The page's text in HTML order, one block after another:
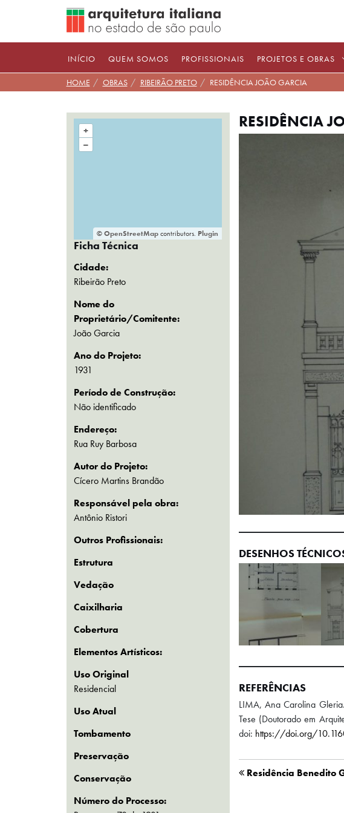
INÍCIO QUEM SOMOS PROFISSIONAIS PROJETOS E OBRAS
HOME OBRAS RIBEIRÃO PRETO RESIDÊNCIA JOÃO GARCIA
+
–
©OpenStreetMapcontributors. Plugin
Ficha Técnica
Cidade:
Ribeirão Preto
Nome do
Proprietário/Comitente:
João Garcia
Ano do Projeto:
1931
Período de Construção:
Não identificado
Endereço:
Rua Ruy Barbosa
Autor do Projeto:
Cícero Martins Brandão
Responsável pela obra:
Antônio Ristori
Outros Profissionais:
Estrutura
Vedação
Caixilharia
Cobertura
Elementos Artísticos:
Uso Original
Residencial
Uso Atual
Tombamento
Preservação
Conservação
Número do Processo:
RESIDÊNCIA
DESENHOS
REFERÊNCIAS
LIMA, Ana Carolina
Tese (Doutorado em
doi: https://doi.org/
Residência Benedito